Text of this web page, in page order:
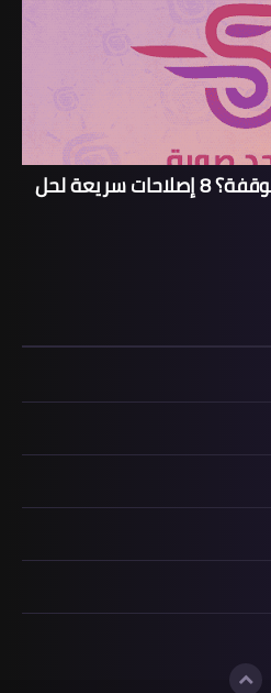
شاشة Oppo Pad Neo متوقفة؟ 8 إصلاحات سريعة لحل